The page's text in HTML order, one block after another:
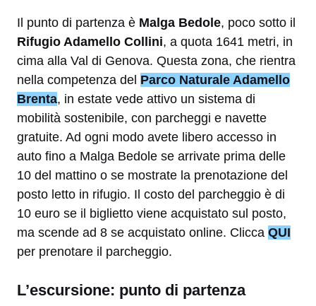
Il punto di partenza è Malga Bedole, poco sotto il
Rifugio Adamello Collini, a quota 1641 metri, in
cima alla Val di Genova. Questa zona, che rientra
nella competenza del Parco Naturale Adamello
Brenta, in estate vede attivo un sistema di
mobilità sostenibile, con parcheggi e navette
gratuite. Ad ogni modo avete libero accesso in
auto fino a Malga Bedole se arrivate prima delle
10 del mattino o se mostrate la prenotazione del
posto letto in rifugio. Il costo del parcheggio è di
10 euro se il biglietto viene acquistato sul posto,
ma scende ad 8 se acquistato online. Clicca QUI
per prenotare il parcheggio.
L’escursione: punto di partenza